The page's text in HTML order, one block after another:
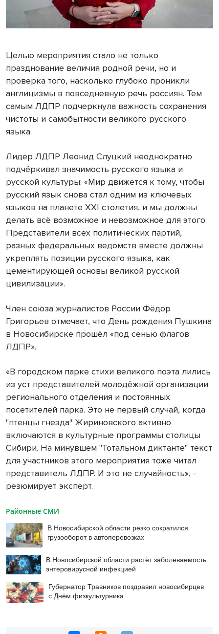
Целью мероприятия стало не только
празднование величия родной речи, но и
проверка того, насколько глубоко проникли
англицизмы в повседневную речь россиян. Тем
самым ЛДПР подчеркнула важность сохранения
чистоты и самобытности великого русского
языка.
Лидер ЛДПР Леонид Слуцкий неоднократно
подчёркивал значимость русского языка и
русской культуры: «Мир движется к тому, чтобы
русский язык снова стал одним из ключевых
языков на планете XXI столетия, и мы должны
делать всё возможное и невозможное для этого.
Представители всех политических партий,
разных федеральных ведомств вместе должны
укреплять позиции русского языка, как
цементирующей основы великой русской
цивилизации».
Член союза журналистов России Фёдор
Григорьев отмечает, что День рождения Пушкина
в Новосибирске прошёл «под сенью флагов
ЛДПР».
«В городском парке стихи великого поэта лились
из уст представителей молодёжной организации
регионального отделения и постоянных
посетителей парка. Это не первый случай, когда
"птенцы гнезда" Жириновского активно
включаются в культурные программы столицы
Сибири. На минувшем "Тотальном диктанте" текст
для участников этого мероприятия тоже читал
представитель ЛДПР. И это не случайность», -
резюмирует эксперт.
Районные СМИ
В Новосибирской области резко сократился
грузооборот в автоперевозках
В Новосибирской области растёт заболеваемость
энтеровирусной инфекцией
Губернатор Травников поздравил новосибирцев
с Днём физкультурника